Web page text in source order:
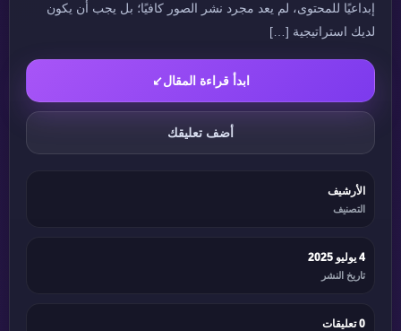
إبداعيًا للمحتوى، لم يعد مجرد نشر الصور كافيًا؛ بل يجب أن يكون
لديك استراتيجية […]
ابدأ قراءة المقال↙
أضف تعليقك
الأرشيف
التصنيف
4 يوليو 2025
تاريخ النشر
0 تعليقات